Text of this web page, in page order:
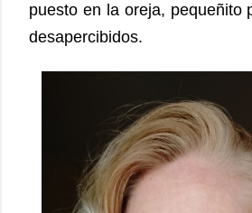
puesto en la oreja, pequeñito
desapercibidos.